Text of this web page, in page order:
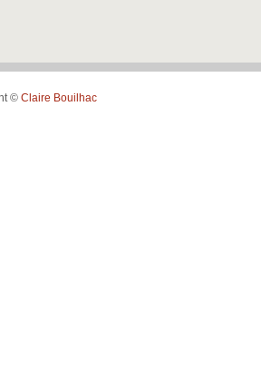
© Claire Bouilhac